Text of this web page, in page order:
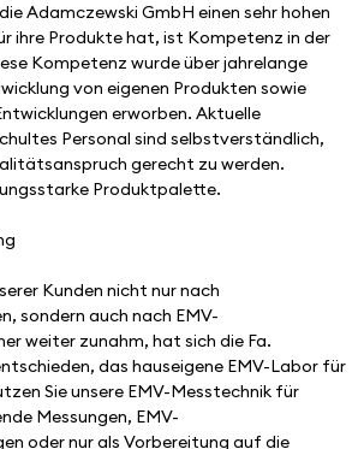
Adamczewski GmbH einen sehr hohen
ihre Produkte hat, ist Kompetenz in der
Kompetenz wurde über jahrelange
von eigenen Produkten sowie
erworben. Aktuelle
Personal sind selbstverständlich,
gerecht zu werden.
Produktpalette.
Kunden nicht nur nach
sondern auch nach EMV-
weiter zunahm, hat sich die Fa.
das hauseigene EMV-Labor für
Sie unsere EMV-Messtechnik für
Messungen, EMV-
oder nur als Vorbereitung auf die